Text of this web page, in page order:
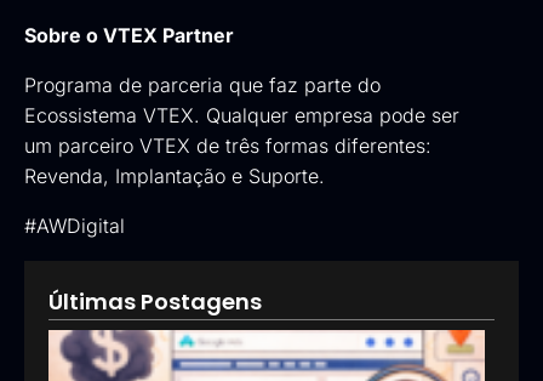
Sobre o VTEX Partner
Programa de parceria que faz parte do
Ecossistema VTEX. Qualquer empresa pode ser
um parceiro VTEX de três formas diferentes:
Revenda, Implantação e Suporte.
#AWDigital
Últimas Postagens